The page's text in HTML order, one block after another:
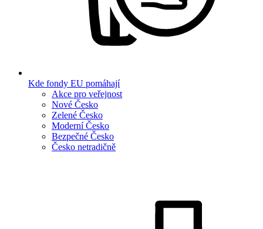
Kde fondy EU pomáhají
Akce pro veřejnost
Nové Česko
Zelené Česko
Moderní Česko
Bezpečné Česko
Česko netradičně